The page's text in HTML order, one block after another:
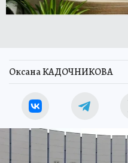
Оксана КАДОЧНИКОВА